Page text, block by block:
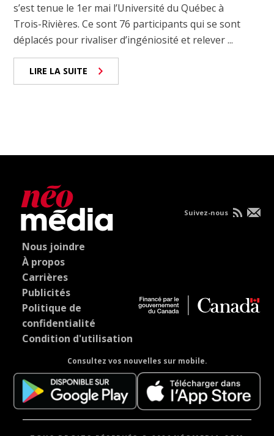
s’est tenue le 1er mai l’Université du Québec à
Trois-Rivières. Ce sont 76 participants qui se sont
déplacés pour rivaliser d’ingéniosité et relever ...
LIRE LA SUITE
Nous joindre
À propos
Carrières
Publicités
Politique de
confidentialité
Condition d'utilisation
Consultez vos nouvelles sur mobile.
Suivez-nous